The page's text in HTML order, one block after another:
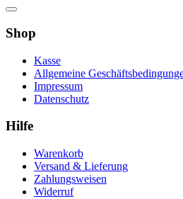
Shop
Kasse
Allgemeine
Impressum
Datenschutz
Hilfe
Warenkorb
Versand & Lieferung
Zahlungsweisen
Widerruf